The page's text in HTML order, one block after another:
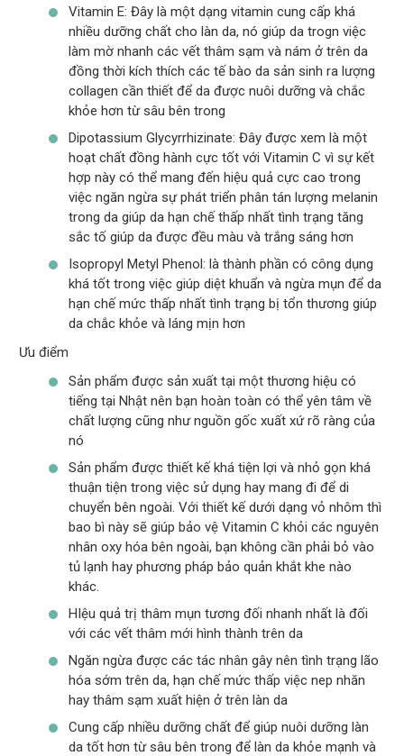
Vitamin E: Đây là một dạng vitamin cung cấp khá
nhiều dưỡng chất cho làn da, nó giúp da trogn việc
làm mờ nhanh các vết thâm sạm và nám ở trên da
đồng thời kích thích các tế bào da sản sinh ra lượng
collagen cần thiết để da được nuôi dưỡng và chắc
khỏe hơn từ sâu bên trong
Dipotassium Glycyrrhizinate: Đây được xem là một
hoạt chất đồng hành cực tốt với Vitamin C vì sự kết
hợp này có thể mang đến hiệu quả cực cao trong
việc ngăn ngừa sự phát triển phân tán lượng melanin
trong da giúp da hạn chế thấp nhất tình trạng tăng
sắc tố giúp da được đều màu và trắng sáng hơn
Isopropyl Metyl Phenol: là thành phần có công dụng
khá tốt trong việc giúp diệt khuẩn và ngừa mụn để da
hạn chế mức thấp nhất tình trạng bị tổn thương giúp
da chắc khỏe và láng mịn hơn
Ưu điểm
Sản phẩm được sản xuất tại một thương hiệu có
tiếng tại Nhật nên bạn hoàn toàn có thể yên tâm về
chất lượng cũng như nguồn gốc xuất xứ rõ ràng của
nó
Sản phẩm được thiết kế khá tiện lợi và nhỏ gọn khá
thuận tiện trong việc sử dụng hay mang đi để di
chuyển bên ngoài. Với thiết kế dưới dạng vỏ nhôm thì
bao bì này sẽ giúp bảo vệ Vitamin C khỏi các nguyên
nhân oxy hóa bên ngoài, bạn không cần phải bỏ vào
tủ lạnh hay phương pháp bảo quản khắt khe nào
khác.
HIệu quả trị thâm mụn tương đối nhanh nhất là đối
với các vết thâm mới hình thành trên da
Ngăn ngừa được các tác nhân gây nên tình trạng lão
hóa sớm trên da, hạn chế mức thấp việc nep nhăn
hay thâm sạm xuất hiện ở trên làn da
Cung cấp nhiều dưỡng chất để giúp nuôi dưỡng làn
da tốt hơn từ sâu bên trong để làn da khỏe mạnh và